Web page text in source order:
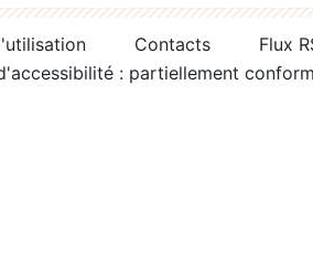
Contacts
Flux
: partiellement